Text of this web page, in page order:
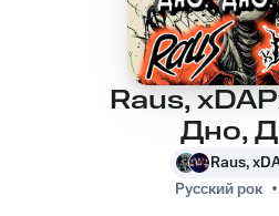
Raus,
Дно,
Raus,
Русский рок